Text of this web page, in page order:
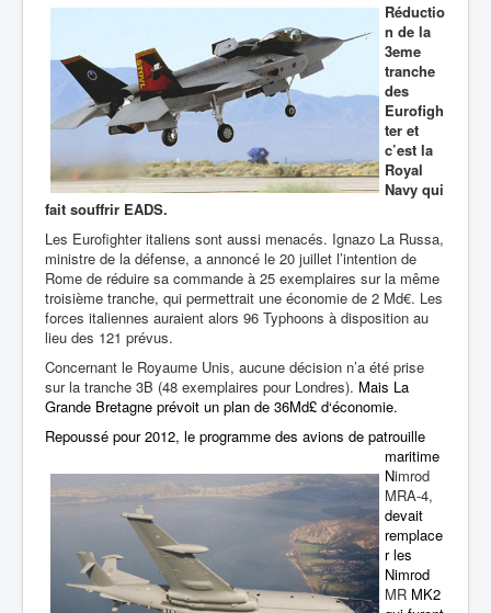
Réductio
n de la
3eme
tranche
des
Eurofigh
ter et
c’est la
Royal
Navy qui
fait souffrir EADS.
Les Eurofighter italiens sont aussi menacés. Ignazo La Russa,
ministre de la défense, a annoncé le 20 juillet l’intention de
Rome de réduire sa commande à 25 exemplaires sur la même
troisième tranche, qui permettrait une économie de 2 Md€. Les
forces italiennes auraient alors 96 Typhoons à disposition au
lieu des 121 prévus.
Concernant le Royaume Unis, aucune décision n’a été prise
sur la tranche 3B (48 exemplaires pour Londres). Mais La
Grande Bretagne prévoit un plan de 36Md£ d‘économie.
Repoussé pour 2012, le programme des avions de patrouille
maritime
Nimrod
MRA-4,
devait
remplace
r les
Nimrod
MR MK2